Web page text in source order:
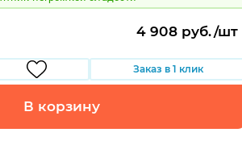
4 908 руб./шт
Заказ в 1 клик
В корзину